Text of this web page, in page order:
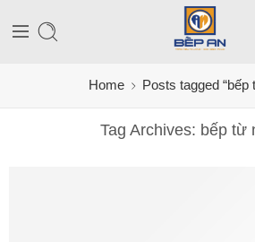
Home Posts tagged “bếp
Tag Archives: bếp từ